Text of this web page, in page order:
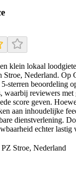
klein lokaal
Stroe, Nederland. Op
beoordeling
waarbij reviewers met
score geven.
aan inhoudelijke
dienstverlening.
echter lastig
Stroe, Nederland